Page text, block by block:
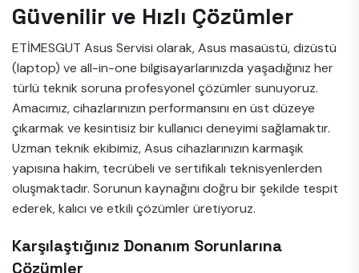
Güvenilir ve Hızlı Çözümler
ETİMESGUT Asus Servisi olarak, Asus masaüstü, dizüstü
(laptop) ve all-in-one bilgisayarlarınızda yaşadığınız her
türlü teknik soruna profesyonel çözümler sunuyoruz.
Amacımız, cihazlarınızın performansını en üst düzeye
çıkarmak ve kesintisiz bir kullanıcı deneyimi sağlamaktır.
Uzman teknik ekibimiz, Asus cihazlarınızın karmaşık
yapısına hakim, tecrübeli ve sertifikalı teknisyenlerden
oluşmaktadır. Sorunun kaynağını doğru bir şekilde tespit
ederek, kalıcı ve etkili çözümler üretiyoruz.
Karşılaştığınız Donanım Sorunlarına
Çözümler